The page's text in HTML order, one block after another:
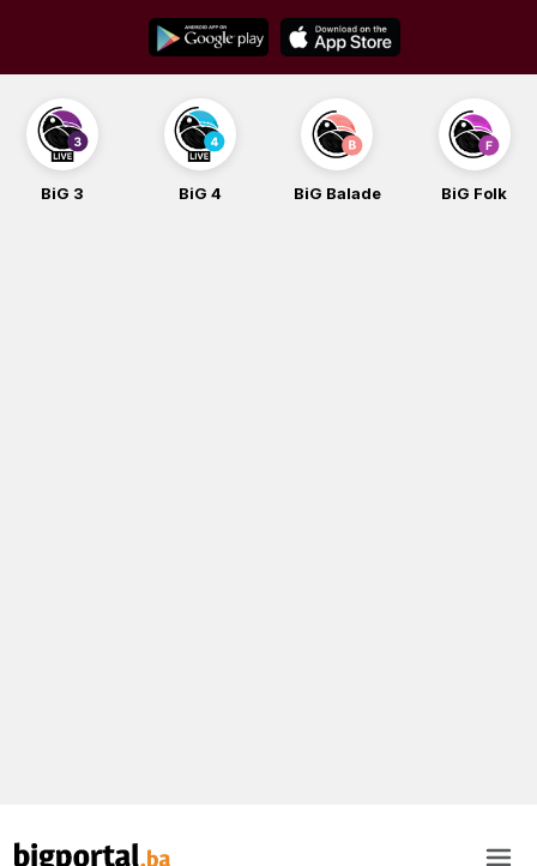
content
BiG 3 BiG 4 BiG Balade BiG Folk